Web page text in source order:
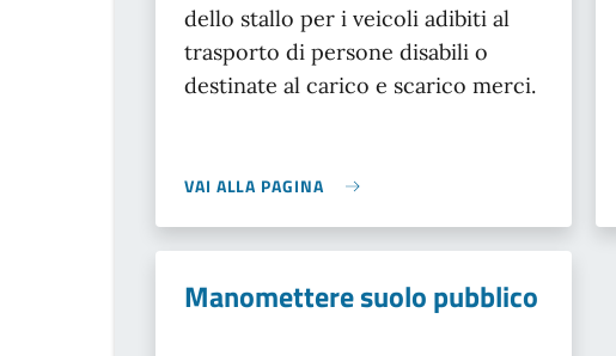
dello stallo per i veicoli adibiti al
trasporto di persone disabili o
destinate al carico e scarico merci.
VAI ALLA PAGINA
Manomettere suolo pubblico